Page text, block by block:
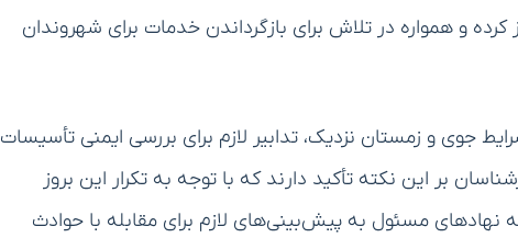
و همواره در تلاش برای بازگرداندن خدمات برای شهروندان
جوی و زمستان نزدیک، تدابیر لازم برای بررسی ایمنی تأسیسات
بر این نکته تأکید دارند که با توجه به تکرار این بروز
مسئول به پیش‌بینی‌های لازم برای مقابله با حوادث